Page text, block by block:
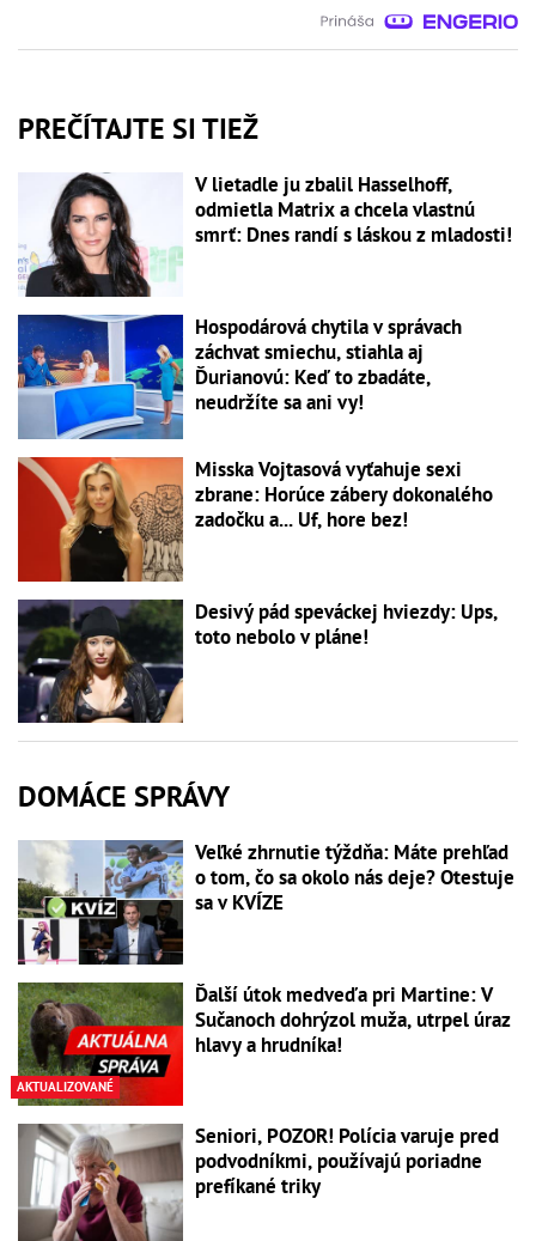
PREČÍTAJTE SI TIEŽ
V lietadle ju zbalil Hasselhoff,
odmietla Matrix a chcela vlastnú
smrť: Dnes randí s láskou z mladosti!
Hospodárová chytila v správach
záchvat smiechu, stiahla aj
Ďurianovú: Keď to zbadáte,
neudržíte sa ani vy!
Misska Vojtasová vyťahuje sexi
zbrane: Horúce zábery dokonalého
zadočku a... Uf, hore bez!
Desivý pád speváckej hviezdy: Ups,
toto nebolo v pláne!
DOMÁCE SPRÁVY
Veľké zhrnutie týždňa: Máte prehľad
o tom, čo sa okolo nás deje? Otestuje
sa v KVÍZE
AKTUALIZOVANÉ
Ďalší útok medveďa pri Martine: V
Sučanoch dohrýzol muža, utrpel úraz
hlavy a hrudníka!
Seniori, POZOR! Polícia varuje pred
podvodníkmi, používajú poriadne
prefíkané triky